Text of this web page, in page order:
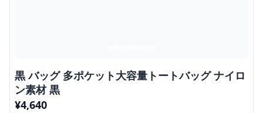
黒 バッグ 多ポケット大容量トートバッグ ナイロ
ン素材 黒
¥4,640